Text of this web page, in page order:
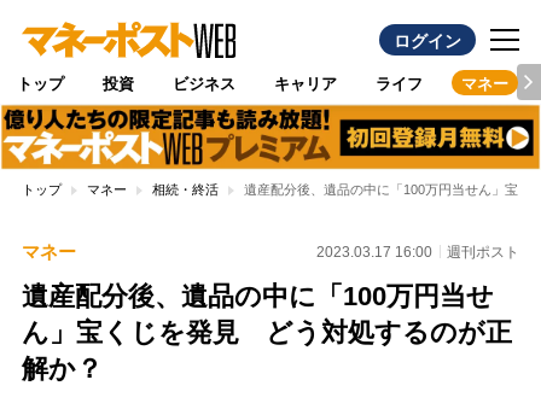
ログイン
トップ 投資 ビジネス キャリア ライフ マネー
トップ マネー 相続・終活 遺産配分後、遺品の中に「100万円当せん」宝
マネー 2023.03.17 16:00 週刊ポスト
遺産配分後、遺品の中に「100万円当せ
ん」宝くじを発見 どう対処するのが正
解か？